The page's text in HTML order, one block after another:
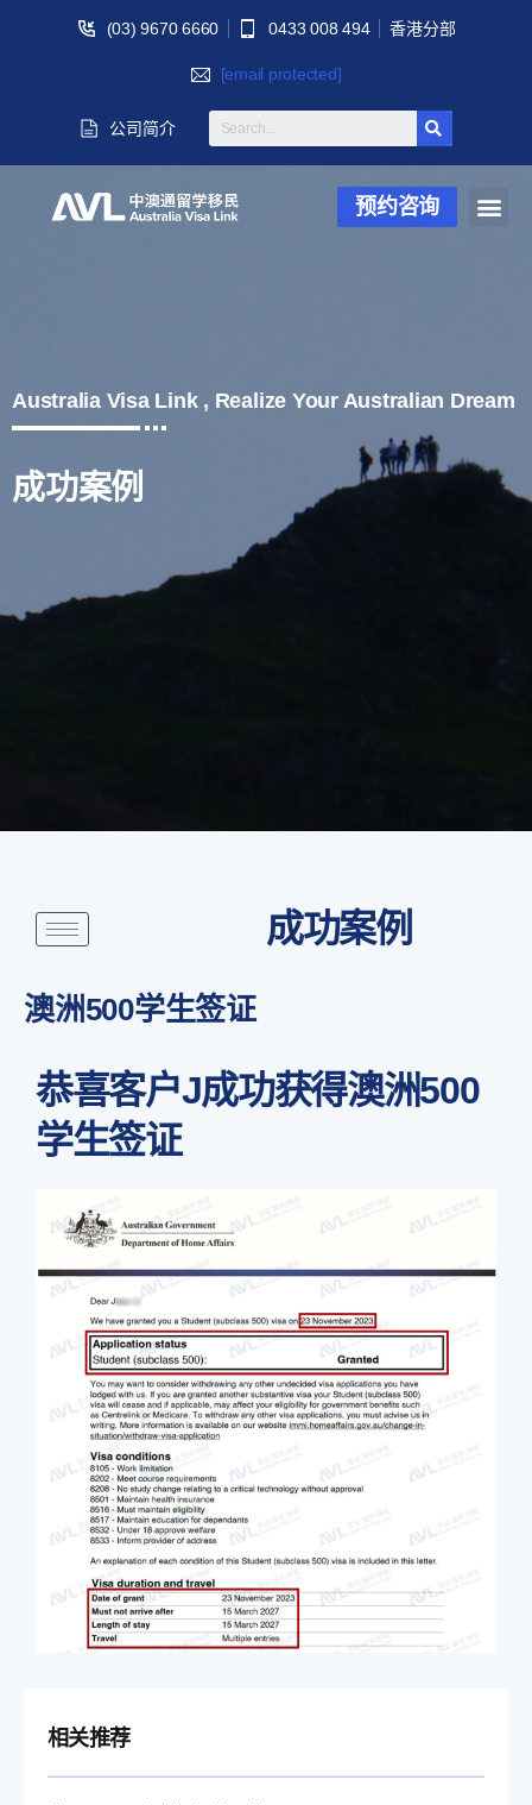
(03) 9670 6660 0433 008 494 香港分部
[email protected]
公司简介
预约咨询
Australia Visa Link , Realize Your Australian Dream
成功案例
成功案例
澳洲500学生签证
恭喜客户J成功获得澳洲500
学生签证
相关推荐